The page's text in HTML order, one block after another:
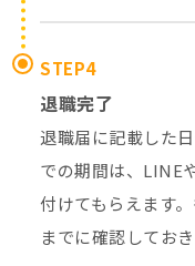
STEP4
退職完了
退職届に記載した
での期間は、LINE
付けてもらえます
までに確認しておき